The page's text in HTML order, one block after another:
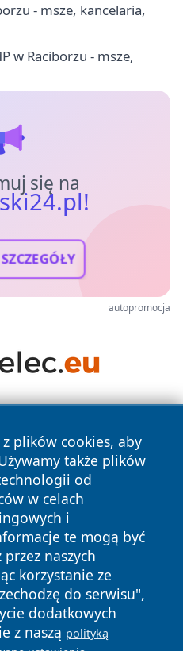
- msze, kancelaria,
w Raciborzu - msze,
się na
autopromocja
plików cookies, aby
także plików
od
w celach
i
te mogą być
naszych
korzystanie ze
do serwisu",
dodatkowych
z naszą polityką
Wszystkie prawa
Polityka
Cookies